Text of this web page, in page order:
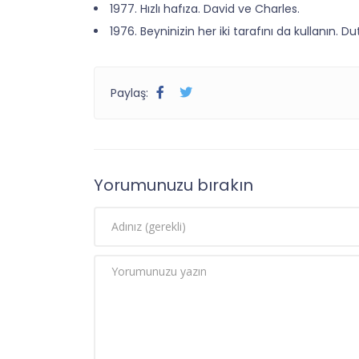
1977. Hızlı hafıza. David ve Charles.
1976. Beyninizin her iki tarafını da kullanın.
Paylaş:
Yorumunuzu bırakın